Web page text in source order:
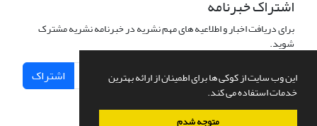
این وب سایت از کوکی ها برای اطمینان از ارائه بهترین
خدمات استفاده می کند.
متوجه شدم
اشتراک خبرنامه
برای دریافت اخبار و اطلاعیه های مهم نشریه در خبرنامه نشریه مشترک
شوید.
اشتراک